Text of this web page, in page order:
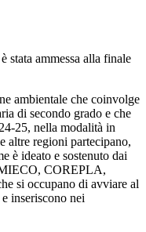
ammessa alla finale
ambientale che coinvolge
di secondo grado e che
25, nella modalità in
altre regioni partecipano,
è ideato e sostenuto dai
COREPLA,
si occupano di avviare al
inseriscono nei